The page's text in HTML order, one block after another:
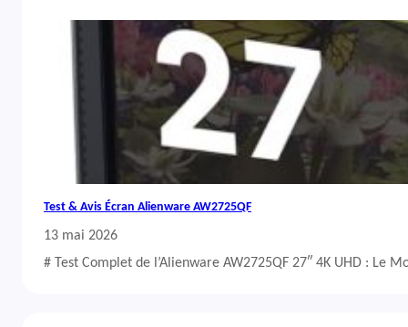
Test & Avis Écran Alienware AW2725QF
13 mai 2026
# Test Complet de l’Alienware AW2725QF 27″ 4K UHD : Le